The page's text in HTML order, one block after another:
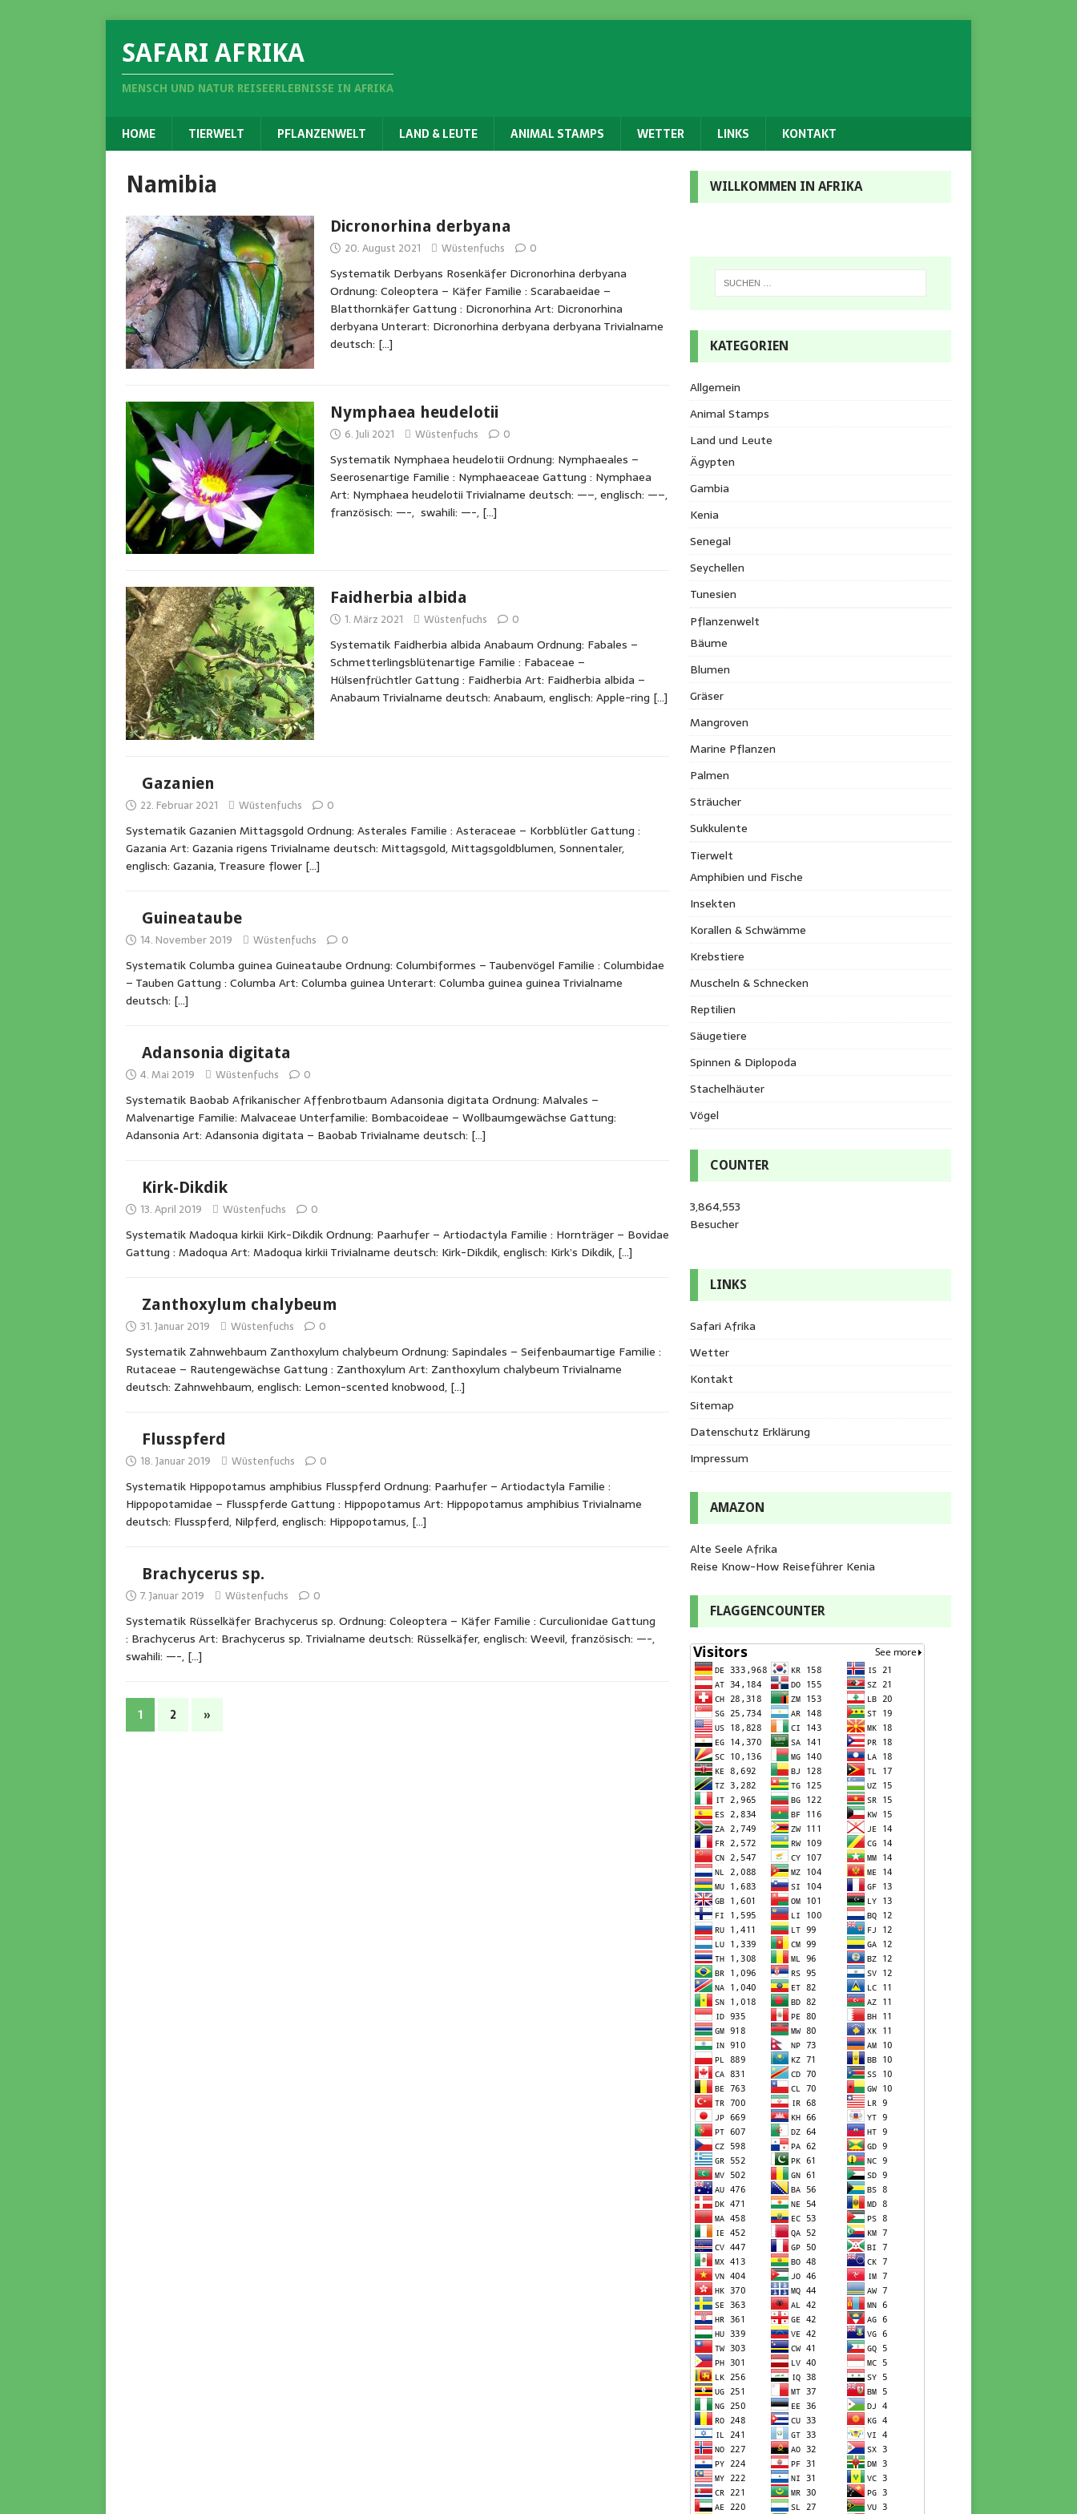
SAFARI AFRIKA
MENSCH UND NATUR REISEERLEBNISSE IN AFRIKA
HOME TIERWELT PFLANZENWELT LAND & LEUTE ANIMAL STAMPS WETTER LINKS KONTAKT
Namibia
Dicronorhina derbyana
20. August 2021 Wüstenfuchs 0
Systematik Derbyans Rosenkäfer Dicronorhina derbyana
Ordnung: Coleoptera – Käfer Familie : Scarabaeidae –
Blatthornkäfer Gattung : Dicronorhina Art: Dicronorhina
derbyana Unterart: Dicronorhina derbyana derbyana Trivialname
deutsch: […]
Nymphaea heudelotii
6. Juli 2021 Wüstenfuchs 0
Systematik Nymphaea heudelotii Ordnung: Nymphaeales –
Seerosenartige Familie : Nymphaeaceae Gattung : Nymphaea
Art: Nymphaea heudelotii Trivialname deutsch: —–, englisch: —–,
französisch: —-, swahili: —-, […]
Faidherbia albida
1. März 2021 Wüstenfuchs 0
Systematik Faidherbia albida Anabaum Ordnung: Fabales –
Schmetterlingsblütenartige Familie : Fabaceae –
Hülsenfrüchtler Gattung : Faidherbia Art: Faidherbia albida –
Anabaum Trivialname deutsch: Anabaum, englisch: Apple-ring […]
Gazanien
22. Februar 2021 Wüstenfuchs 0
Systematik Gazanien Mittagsgold Ordnung: Asterales Familie : Asteraceae – Korbblütler Gattung :
Gazania Art: Gazania rigens Trivialname deutsch: Mittagsgold, Mittagsgoldblumen, Sonnentaler,
englisch: Gazania, Treasure flower […]
Guineataube
14. November 2019 Wüstenfuchs 0
Systematik Columba guinea Guineataube Ordnung: Columbiformes – Taubenvögel Familie : Columbidae
– Tauben Gattung : Columba Art: Columba guinea Unterart: Columba guinea guinea Trivialname
deutsch: […]
Adansonia digitata
4. Mai 2019 Wüstenfuchs 0
Systematik Baobab Afrikanischer Affenbrotbaum Adansonia digitata Ordnung: Malvales –
Malvenartige Familie: Malvaceae Unterfamilie: Bombacoideae – Wollbaumgewächse Gattung:
Adansonia Art: Adansonia digitata – Baobab Trivialname deutsch: […]
Kirk-Dikdik
13. April 2019 Wüstenfuchs 0
Systematik Madoqua kirkii Kirk-Dikdik Ordnung: Paarhufer – Artiodactyla Familie : Hornträger – Bovidae
Gattung : Madoqua Art: Madoqua kirkii Trivialname deutsch: Kirk-Dikdik, englisch: Kirk’s Dikdik, […]
Zanthoxylum chalybeum
31. Januar 2019 Wüstenfuchs 0
Systematik Zahnwehbaum Zanthoxylum chalybeum Ordnung: Sapindales – Seifenbaumartige Familie :
Rutaceae – Rautengewächse Gattung : Zanthoxylum Art: Zanthoxylum chalybeum Trivialname
deutsch: Zahnwehbaum, englisch: Lemon-scented knobwood, […]
Flusspferd
18. Januar 2019 Wüstenfuchs 0
Systematik Hippopotamus amphibius Flusspferd Ordnung: Paarhufer – Artiodactyla Familie :
Hippopotamidae – Flusspferde Gattung : Hippopotamus Art: Hippopotamus amphibius Trivialname
deutsch: Flusspferd, Nilpferd, englisch: Hippopotamus, […]
Brachycerus sp.
7. Januar 2019 Wüstenfuchs 0
Systematik Rüsselkäfer Brachycerus sp. Ordnung: Coleoptera – Käfer Familie : Curculionidae Gattung
: Brachycerus Art: Brachycerus sp. Trivialname deutsch: Rüsselkäfer, englisch: Weevil, französisch: —-,
swahili: —-, […]
1 2 »
WILLKOMMEN IN AFRIKA
KATEGORIEN
Allgemein
Animal Stamps
Land und Leute
Ägypten
Gambia
Kenia
Senegal
Seychellen
Tunesien
Pflanzenwelt
Bäume
Blumen
Gräser
Mangroven
Marine Pflanzen
Palmen
Sträucher
Sukkulente
Tierwelt
Amphibien und Fische
Insekten
Korallen & Schwämme
Krebstiere
Muscheln & Schnecken
Reptilien
Säugetiere
Spinnen & Diplopoda
Stachelhäuter
Vögel
COUNTER
3,864,553
Besucher
LINKS
Safari Afrika
Wetter
Kontakt
Sitemap
Datenschutz Erklärung
Impressum
AMAZON
Alte Seele Afrika
Reise Know-How Reiseführer Kenia
FLAGGENCOUNTER